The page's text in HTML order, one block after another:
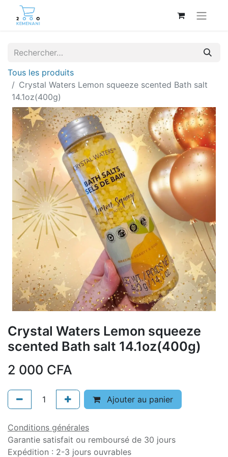
Tous les produits
Crystal Waters Lemon squeeze scented Bath salt
14.1oz(400g)
Crystal Waters Lemon squeeze
scented Bath salt 14.1oz(400g)
2 000 CFA
Ajouter au panier
Conditions générales
Garantie satisfait ou remboursé de 30 jours
Expédition : 2-3 jours ouvrables